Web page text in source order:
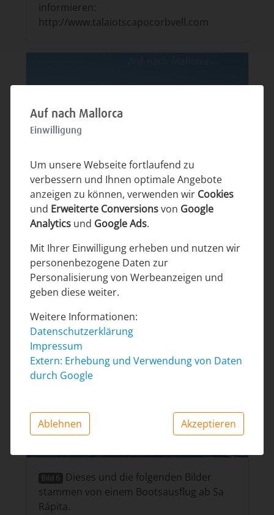
informieren:
http://www.talaiotscapocorbvell.com
Bild 5 Die Umgebung der Finca: Mandel-
Natursteinmauern und weidenden
Schafen. Dazwischen die Solarpanels und
das Windrad der Finca.
Bild 6
Dieses und die folgenden Bilder
stammen von einem Bootsausflug ab Sa
Rápita.
Auf nach Mallorca
Einwilligung
Um unsere Webseite fortlaufend zu
verbessern und Ihnen optimale Angebote
anzeigen zu können, verwenden wir Cookies
und Erweiterte Conversionsvon Google
Analytics und Google Ads.
Mit Ihrer Einwilligung erheben und nutzen wir
personenbezogene Daten zur
Personalisierung von Werbeanzeigen und
geben diese weiter.
Weitere Informationen:
Datenschutzerklärung
Impressum
Extern: Erhebung und Verwendung von Daten
durch Google
Ablehnen Akzeptieren